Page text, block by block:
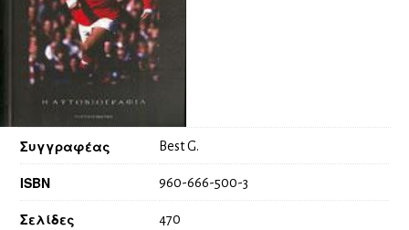
Συγγραφέας Best G.
ISBN 960-666-500-3
Σελίδες 470